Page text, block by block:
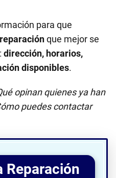
para que
que mejor se
dirección, horarios,
disponibles.
opinan quienes ya han
puedes contactar
Reparación